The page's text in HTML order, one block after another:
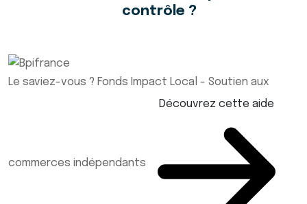
contrôle ?
Le saviez-vous ? Fonds Impact Local - Soutien aux
commerces indépendants
Découvrez cette aide